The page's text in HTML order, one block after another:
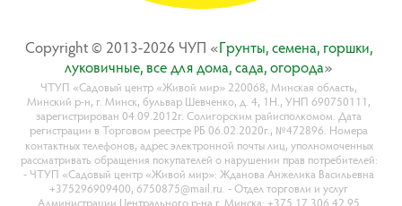
Copyright © 2013-2026 ЧУП «Гpyнты, ceмeнa, гopшки,
лyкoвичныe, вce для дoмa, caдa, oгopoдa»
ЧТУП «Садовый центр «Живой мир» 220068, Минская область,
Минский р-н, г. Минск, бульвар Шевченко, д. 4, 1Н., УНП 690750111,
зарегистрирован 04.09.2012г. Солигорским райисполкомом. Дата
регистрации в Торговом реестре РБ 06.02.2020г., №472896. Номера
контактных телефонов, адрес электронной почты лиц, уполномоченных
рассматривать обращения покупателей о нарушении прав потребителей:
- ЧТУП «Садовый центр «Живой мир»: Жданова Анжелика Васильевна
+375296909400, 6750875@mail.ru. - Отдел торговли и услуг
Администрации Центрального р-на г. Минска: +375 17 306 42 95